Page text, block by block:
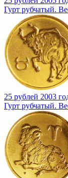
Гурт рубчатый.
25 рублей 2003
Гурт рубчатый.